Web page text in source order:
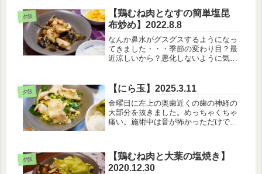
ドサラダ夫の妹弟はまだ実家暮らしの
ため、一緒に遊びに来てくれまし
た。...
夕飯
【鶏むね肉となすの簡単塩昆
布炒め】2022.8.8
なんか鼻水がグスグスするようになっ
てきました・・・季節の変わり目？最
近涼しいから？悪化しないように気を
布炒め・バターコーン・わかめとねぎ
のお味噌汁この塩昆布炒め、ちょっと
塩昆...
夕飯 【にら玉】2025.3.11
金曜日に左上の奥歯近くの歯の神経の
大部分を抜きました。めっちゃくちゃ
痛い。施術中は音が怖かっただけで大
一回ぽっきりじゃなかったらしく、数
回に分けるらしいんですよ…そのせい
だ...
夕飯
【鶏むね肉と大葉の塩焼き】
2020.12.30